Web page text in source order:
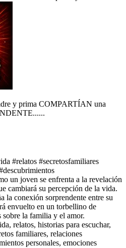
y prima COMPARTÍAN una
#relatos #secretosfamiliares
un joven se enfrenta a la revelación
cambiará su percepción de la vida.
la conexión sorprendente entre su
envuelto en un torbellino de
la familia y el amor.
relatos, historias para escuchar,
familiares, relaciones
personales, emociones